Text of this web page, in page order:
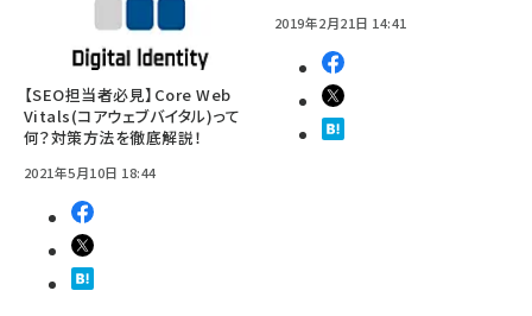
【SEO担当者必見】Core Web
Vitals(コアウェブバイタル)って
何？対策方法を徹底解説！
2021年5月10日 18:44
2019年2月21日 14:41